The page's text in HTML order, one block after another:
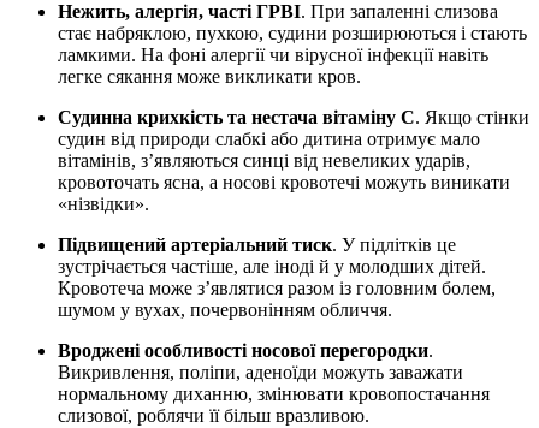
Нежить, алергія, часті ГРВІ. При запаленні слизова
стає набряклою, пухкою, судини розширюються і стають
ламкими. На фоні алергії чи вірусної інфекції навіть
легке сякання може викликати кров.
Судинна крихкість та нестача вітаміну C. Якщо стінки
судин від природи слабкі або дитина отримує мало
вітамінів, з’являються синці від невеликих ударів,
кровоточать ясна, а носові кровотечі можуть виникати
«нізвідки».
Підвищений артеріальний тиск. У підлітків це
зустрічається частіше, але іноді й у молодших дітей.
Кровотеча може з’являтися разом із головним болем,
шумом у вухах, почервонінням обличчя.
Вроджені особливості носової перегородки.
Викривлення, поліпи, аденоїди можуть заважати
нормальному диханню, змінювати кровопостачання
слизової, роблячи її більш вразливою.